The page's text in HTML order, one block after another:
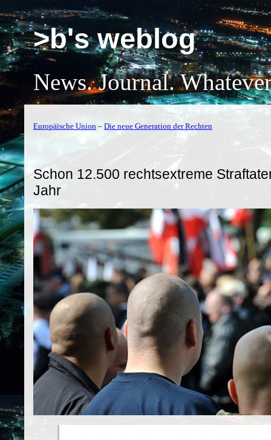
>b's weblog
News. Journal.
Europäische Union – Die neue Generation der Rechten
Schon 12.500 rechtsextreme
Jahr